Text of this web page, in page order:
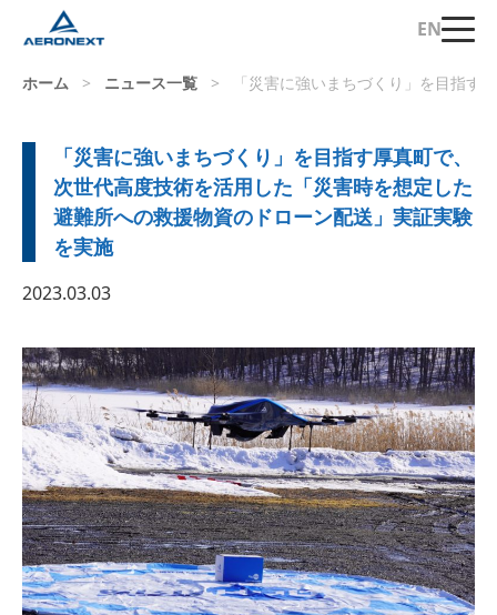
EN
ホーム > ニュース一覧 > 「災害に強いまちづくり」を目指
「災害に強いまちづくり」を目指す厚真町で、
次世代高度技術を活用した「災害時を想定した
避難所への救援物資のドローン配送」実証実験
を実施
2023.03.03